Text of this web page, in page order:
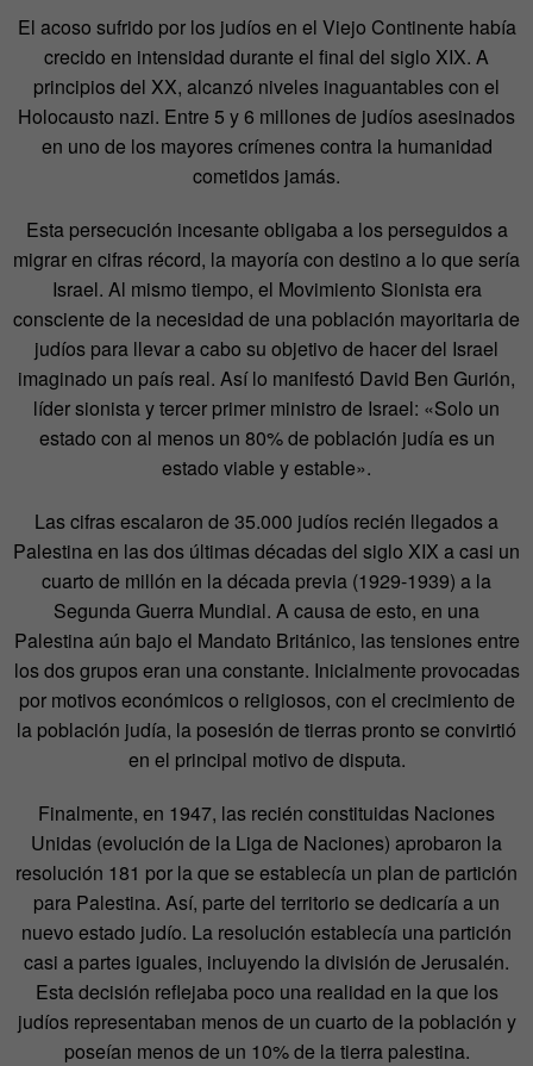
El acoso sufrido por los judíos en el Viejo Continente había
crecido en intensidad durante el final del siglo XIX. A
principios del XX, alcanzó niveles inaguantables con el
Holocausto nazi. Entre 5 y 6 millones de judíos asesinados
en uno de los mayores crímenes contra la humanidad
cometidos jamás.
Esta persecución incesante obligaba a los perseguidos a
migrar en cifras récord, la mayoría con destino a lo que sería
Israel. Al mismo tiempo, el Movimiento Sionista era
consciente de la necesidad de una población mayoritaria de
judíos para llevar a cabo su objetivo de hacer del Israel
imaginado un país real. Así lo manifestó David Ben Gurión,
líder sionista y tercer primer ministro de Israel: «Solo un
estado con al menos un 80% de población judía es un
estado viable y estable».
Las cifras escalaron de 35.000 judíos recién llegados a
Palestina en las dos últimas décadas del siglo XIX a casi un
cuarto de millón en la década previa (1929-1939) a la
Segunda Guerra Mundial. A causa de esto, en una
Palestina aún bajo el Mandato Británico, las tensiones entre
los dos grupos eran una constante. Inicialmente provocadas
por motivos económicos o religiosos, con el crecimiento de
la población judía, la posesión de tierras pronto se convirtió
en el principal motivo de disputa.
Finalmente, en 1947, las recién constituidas Naciones
Unidas (evolución de la Liga de Naciones) aprobaron la
resolución 181 por la que se establecía un plan de partición
para Palestina. Así, parte del territorio se dedicaría a un
nuevo estado judío. La resolución establecía una partición
casi a partes iguales, incluyendo la división de Jerusalén.
Esta decisión reflejaba poco una realidad en la que los
judíos representaban menos de un cuarto de la población y
poseían menos de un 10% de la tierra palestina.